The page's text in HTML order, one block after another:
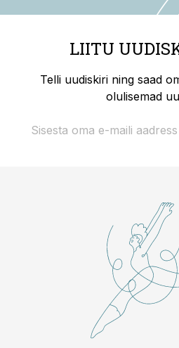
LIITU
Telli uudiskiri ning saad
olulisemad